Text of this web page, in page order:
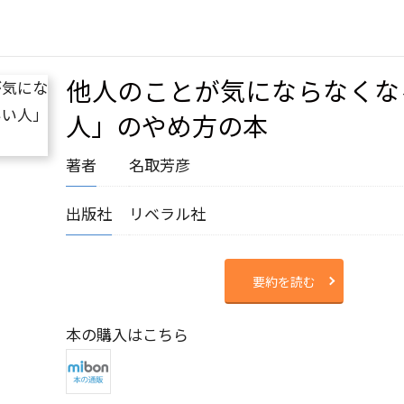
他人のことが気にならなく
人」のやめ方の本
著者 名取芳彦
出版社 リベラル社
要約を読む
本の購入はこちら